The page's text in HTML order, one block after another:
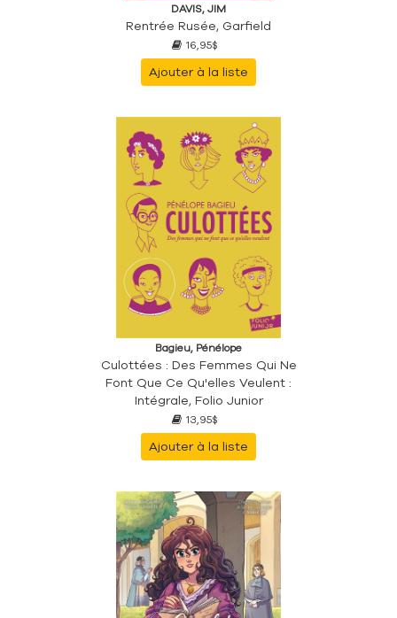
DAVIS, JIM
Rentrée Rusée, Garfield
16,95$
Ajouter à la liste
Bagieu, Pénélope
Culottées : Des Femmes Qui Ne
Font Que Ce Qu'elles Veulent :
Intégrale, Folio Junior
13,95$
Ajouter à la liste